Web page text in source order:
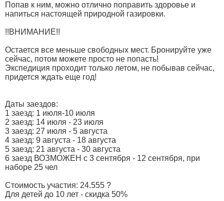
Попав к ним, можно отлично поправить здоровье и
напиться настоящей природной газировки.
!!ВНИМАНИЕ!!
Остается все меньше свободных мест. Бронируйте уже
сейчас, потом можете просто не попасть!
Экспедиция проходит только летом, не побывав сейчас,
придется ждать еще год!
Даты заездов:
1 заезд: 1 июля-10 июля
2 заезд: 14 июля - 23 июля
3 заезд: 27 июля - 5 августа
4 заезд: 9 августа - 18 августа
5 заезд: 21 августа - 30 августа
6 заезд ВОЗМОЖЕН с 3 сентября - 12 сентября, при
наборе 25 чел
Стоимость участия: 24.555 ?
Для детей до 10 лет - скидка 50%